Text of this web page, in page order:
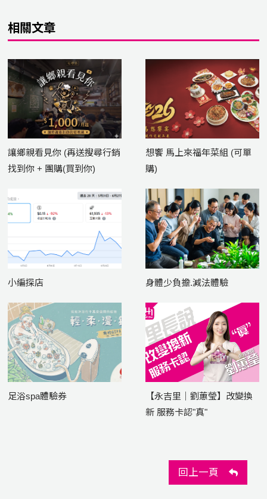
相關文章
讓鄉親看見你 (再送搜尋行銷
找到你 + 團購(買到你)
想饗 馬上來福年菜組 (可單
購)
小編探店 身體少負擔.減法體驗
足浴spa體驗券
【永吉里｜劉蕙瑩】改變換
新 服務卡認"真"
回上一頁